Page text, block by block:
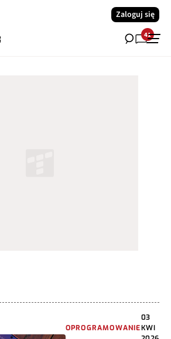
Zaloguj się
41
OPROGRAMOWANIE
03
KWI